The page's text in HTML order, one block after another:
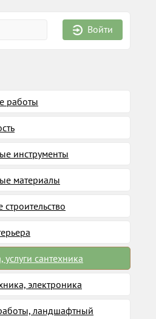
Войти
работы
инструменты
материалы
услуги сантехника
электроника
ландшафтный